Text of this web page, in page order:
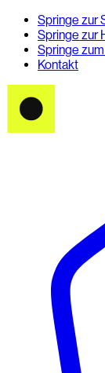
Springe zur
Springe zur
Springe
Kontakt